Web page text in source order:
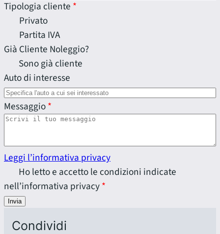
Tipologia cliente
Privato
Partita IVA
Già Cliente Noleggio?
Sono già cliente
Auto di interesse
Messaggio
Leggi l’informativa privacy
Ho letto e accetto le condizioni indicate
nell’informativa privacy
Invia
Condividi